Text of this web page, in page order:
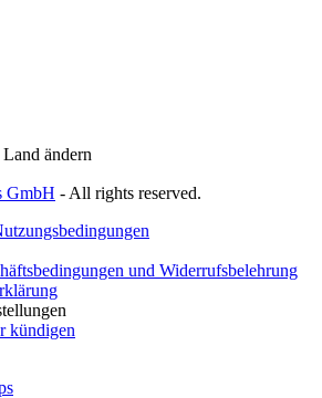
Land ändern
GmbH - All rights reserved.
und Widerrufsbelehrung
kündigen